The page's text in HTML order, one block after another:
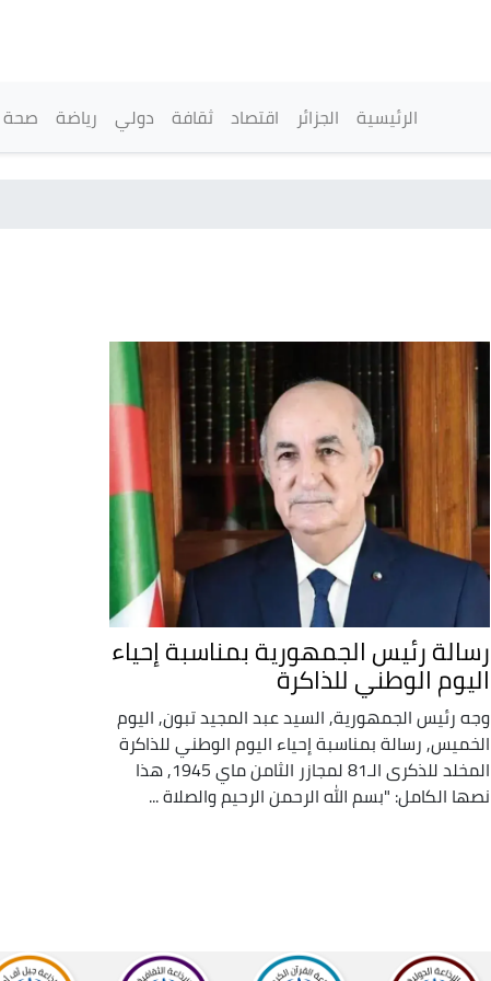
القائمة الرئيسية
الرئيسية الجزائر اقتصاد ثقافة دولي رياضة صحة
رسالة رئيس الجمهورية بمناسبة إحياء
اليوم الوطني للذاكرة
وجه رئيس الجمهورية, السيد عبد المجيد تبون, اليوم
الخميس, رسالة بمناسبة إحياء اليوم الوطني للذاكرة
المخلد للذكرى الـ81 لمجازر الثامن ماي 1945, هذا
نصها الكامل: "بسم الله الرحمن الرحيم والصلاة ...